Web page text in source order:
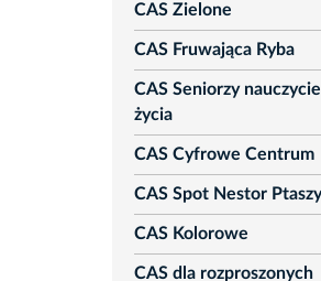
CAS Zielone
CAS Fruwająca Ryba
CAS Seniorzy
życia
CAS Cyfrowe Centrum
CAS Spot Nestor
CAS Kolorowe
CAS dla rozproszonych